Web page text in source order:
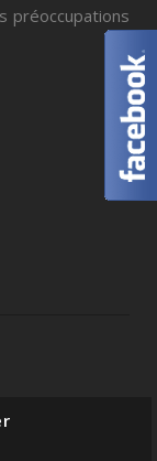
préoccupations